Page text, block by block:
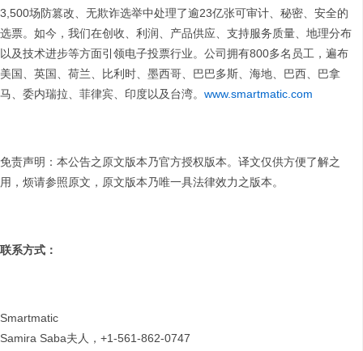
3,500场防篡改、无欺诈选举中处理了逾23亿张可审计、秘密、安全的
选票。如今，我们在创收、利润、产品供应、支持服务质量、地理分布
以及技术进步等方面引领电子投票行业。公司拥有800多名员工，遍布
美国、英国、荷兰、比利时、墨西哥、巴巴多斯、海地、巴西、巴拿
马、委内瑞拉、菲律宾、印度以及台湾。 www.smartmatic.com
免责声明：本公告之原文版本乃官方授权版本。译文仅供方便了解之
用，烦请参照原文，原文版本乃唯一具法律效力之版本。
联系方式：
Smartmatic
Samira Saba夫人，+1-561-862-0747